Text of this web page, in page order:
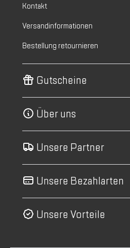
Kontakt
Versandinformationen
Bestellung retournieren
Gutscheine
Über uns
Unsere Partner
Unsere Bezahlarten
Unsere Vorteile